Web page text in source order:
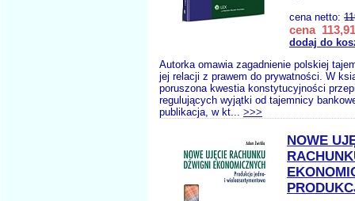
cena netto:
cena
dodaj do
Autorka omawia zagadnienie polskiej
jej relacji z prawem do prywatności. W
poruszona kwestia konstytucyjności
regulujących wyjątki od tajemnicy
publikacja, w kt... >>>
NOWE